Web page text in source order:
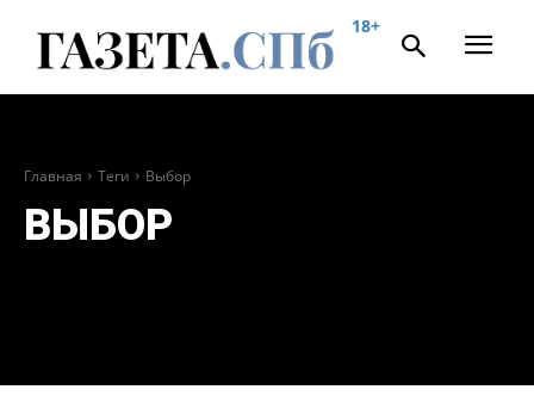
18+
Главная Теги Выбор
ВЫБОР